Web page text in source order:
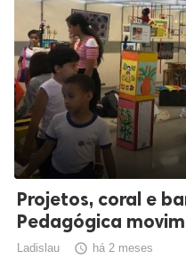
Projetos, coral e
Pedagógica
Ladislau  há 2 meses